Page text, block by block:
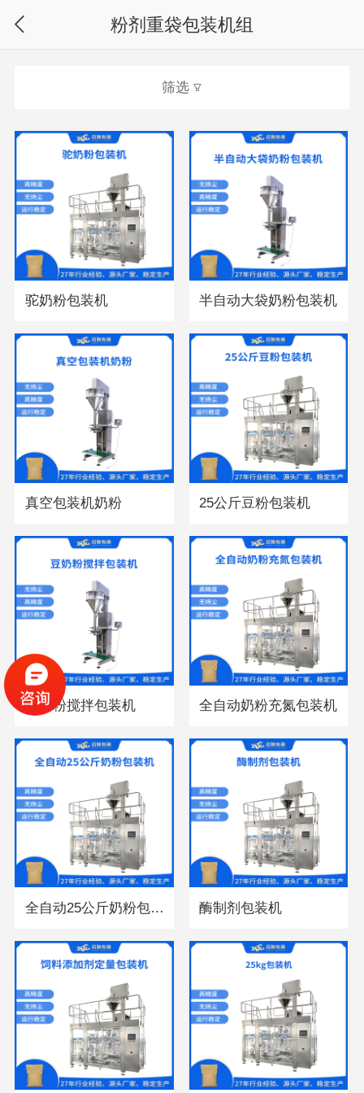
粉剂重袋包装机组
筛选
驼奶粉包装机 半自动大袋奶粉包装机
真空包装机奶粉 25公斤豆粉包装机
豆奶粉搅拌包装机 全自动奶粉充氮包装机
全自动25公斤奶粉包装机 酶制剂包装机